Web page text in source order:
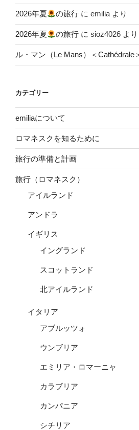
2026年夏 の旅行 にemilia より
2026年夏 の旅行 にsioz4026 より
ル・マン（Le Mans）＜Cathédrale
カテゴリー
emiliaについて
ロマネスクを知るために
旅行の準備と計画
旅行（ロマネスク）
アイルランド
アンドラ
イギリス
イングランド
スコットランド
北アイルランド
イタリア
アブルッツォ
ウンブリア
エミリア・ロマーニャ
カラブリア
カンパニア
シチリア